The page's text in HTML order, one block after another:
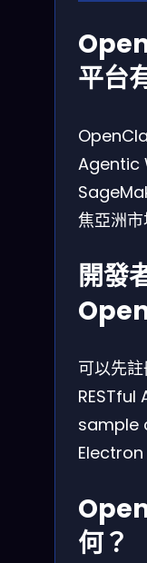
平台
Agentic
焦亞洲
開發
可以先
RESTful
sample
Electron
何？